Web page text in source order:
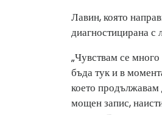
Лавин, която
диагностицирана с
„Чувствам се
бъда тук и в
което продължавам
мощен запис,